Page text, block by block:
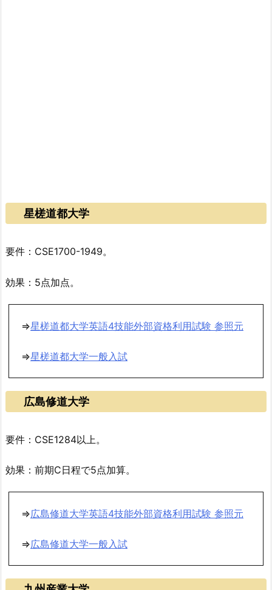
星槎道都大学
要件：CSE1700-1949。
効果：5点加点。
⇒星槎道都大学英語4技能外部資格利用試験 参照元
⇒星槎道都大学一般入試
広島修道大学
要件：CSE1284以上。
効果：前期C日程で5点加算。
⇒広島修道大学英語4技能外部資格利用試験 参照元
⇒広島修道大学一般入試